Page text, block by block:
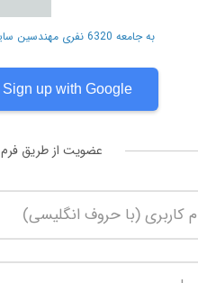
به جامعه 6320 نفری مهندسین سایت بپیوندید
Sign up with Google
عضویت از طریق فرم